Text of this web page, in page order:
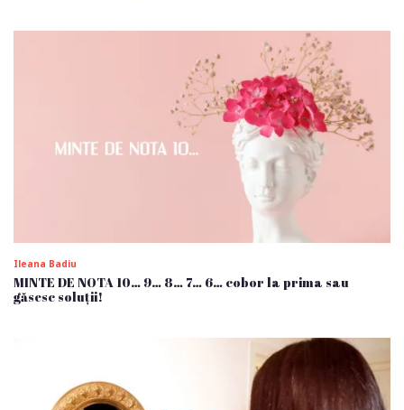
Ileana Badiu
MINTE DE NOTA 10… 9… 8… 7… 6… cobor la prima sau
găsesc soluții!